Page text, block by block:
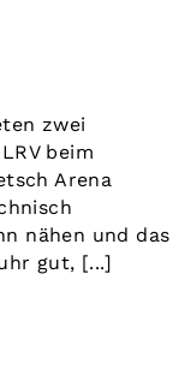
zwei
beim
Arena
nähen und das
gut, [...]